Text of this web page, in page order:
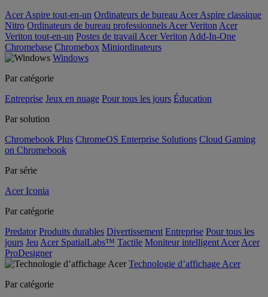
Acer Aspire tout-en-un Ordinateurs de bureau Acer Aspire classique
Nitro Ordinateurs de bureau professionnels Acer Veriton Acer
Veriton tout-en-un Postes de travail Acer Veriton Add-In-One
Chromebase Chromebox Miniordinateurs
Windows
Par catégorie
Entreprise Jeux en nuage Pour tous les jours Éducation
Par solution
Chromebook Plus ChromeOS Enterprise Solutions Cloud Gaming
on Chromebook
Par série
Acer Iconia
Par catégorie
Predator Produits durables Divertissement Entreprise Pour tous les
jours Jeu Acer SpatialLabs™ Tactile Moniteur intelligent Acer Acer
ProDesigner
Technologie d’affichage Acer
Par catégorie